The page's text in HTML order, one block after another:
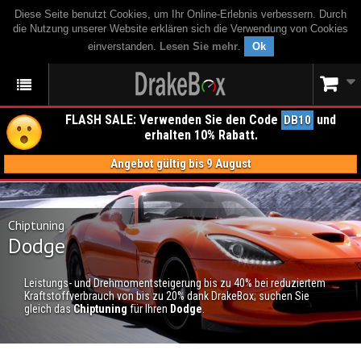
Diese Seite benutzt Cookies, um Ihr Online-Erlebnis verbessern. Durch
die Nutzung unserer Website erklären sich die Verwendung von Cookies
einverstanden. Lesen Sie mehr. Ok
FLASH SALE: Verwenden Sie den Code DB10 und
erhalten 10% Rabatt.
Angebot gültig bis 9 August
Chiptuning
Dodge
Leistungs- und Drehmomentsteigerung bis zu 40% bei reduziertem
Kraftstoffverbrauch von bis zu 20% dank DrakeBox; suchen Sie
gleich dasChiptuningfür Ihren Dodge